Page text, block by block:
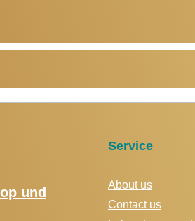
und
Service
About us
Contact us